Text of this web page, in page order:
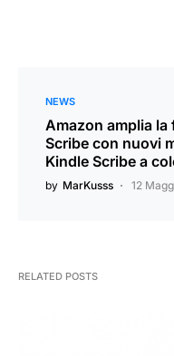
NEWS
Amazon amplia la
Scribe con nuovi
Kindle Scribe a
by MarKusss 12
RELATED POSTS